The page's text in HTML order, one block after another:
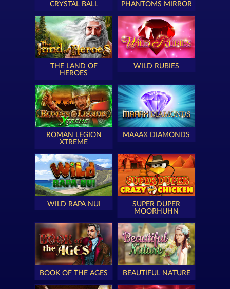
CRYSTAL BALL PHANTOMS MIRROR
THE LAND OF
HEROES
WILD RUBIES
ROMAN LEGION
XTREME
MAAAX DIAMONDS
WILD RAPA NUI
SUPER DUPER
MOORHUHN
BOOK OF THE AGES BEAUTIFUL NATURE